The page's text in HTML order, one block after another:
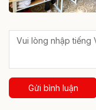
Gửi bình luận